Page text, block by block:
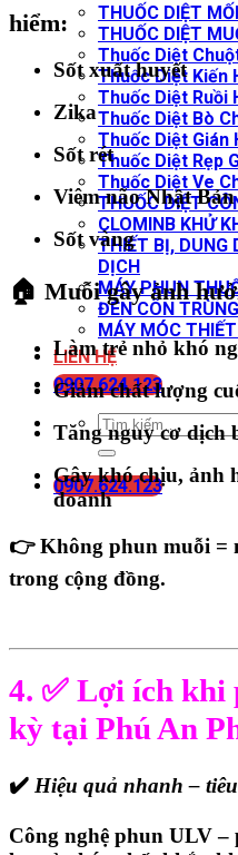
THUỐC DIỆT MỐI
THUỐC DIỆT
Thuốc Diệt
Thuốc Diệt Kiến
Thuốc Diệt Ruồi
Thuốc Diệt Bò
Thuốc Diệt Gián
Thuốc Diệt Rẹp
Thuốc Diệt Ve
THUỐC DIỆT
CLOMINB KHỬ
THIẾT BỊ, DUNG
DỊCH
MÁY PHUN
ĐÈN CÔN TRÙNG
MÁY MÓC
LIÊN HỆ
0907.624.123
0907.624.123
hiểm:
Sốt xuất huyết
Zika
Sốt rét
Viêm não Nhật Bản
Sốt vàng
🏠 Muỗi gây ảnh
Làm trẻ nhỏ khó
Giảm chất lượng
Tăng nguy cơ dịch
Gây khó chịu, ảnh
doanh
👉Không phun muỗi =
trong cộng đồng.
4. ✅ Lợi ích khi
kỳ tại Phú An
✔️ Hiệu quả nhanh –
Công nghệ phun ULV –